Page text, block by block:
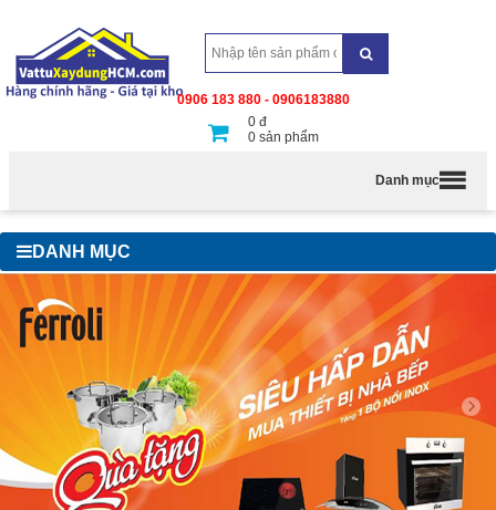
0906 183 880 - 0906183880
0 đ
0 sản phẩm
Danh mục
DANH MỤC